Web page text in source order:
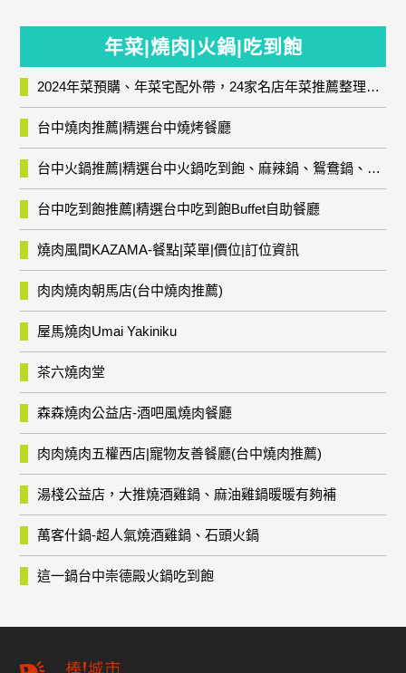
年菜|燒肉|火鍋|吃到飽
2024年菜預購、年菜宅配外帶，24家名店年菜推薦整理，圍爐輕鬆上菜團圓趣
台中燒肉推薦|精選台中燒烤餐廳
台中火鍋推薦|精選台中火鍋吃到飽、麻辣鍋、鴛鴦鍋、石頭火鍋、酸菜白肉鍋、海鮮鍋、燒酒雞、麻油雞、壽喜燒等熱門人氣火鍋店!
台中吃到飽推薦|精選台中吃到飽Buffet自助餐廳
燒肉風間KAZAMA-餐點|菜單|價位|訂位資訊
肉肉燒肉朝馬店(台中燒肉推薦)
屋馬燒肉Umai Yakiniku
茶六燒肉堂
森森燒肉公益店-酒吧風燒肉餐廳
肉肉燒肉五權西店|寵物友善餐廳(台中燒肉推薦)
湯棧公益店，大推燒酒雞鍋、麻油雞鍋暖暖有夠補
萬客什鍋-超人氣燒酒雞鍋、石頭火鍋
這一鍋台中崇德殿火鍋吃到飽